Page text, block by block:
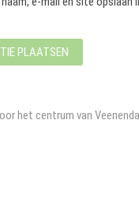
het centrum van